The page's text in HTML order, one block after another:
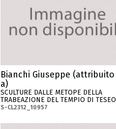
Bianchi Giuseppe (attribuito
a)
SCULTURE DALLE METOPE DELLA
TRABEAZIONE DEL TEMPIO DI TESEO
S-CL2312_10957